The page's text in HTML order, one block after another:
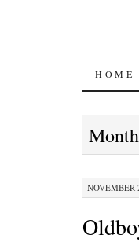
SKIP
HOME
NOVEMBER